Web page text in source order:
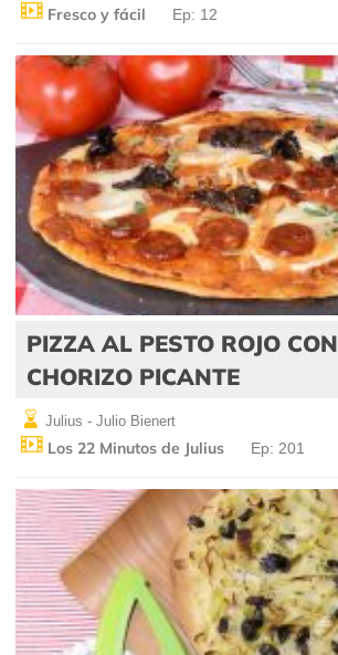
Fresco y fácil Ep: 12
PIZZA AL PESTO ROJO CON
CHORIZO PICANTE
Julius - Julio Bienert
Los 22 Minutos de Julius Ep: 201